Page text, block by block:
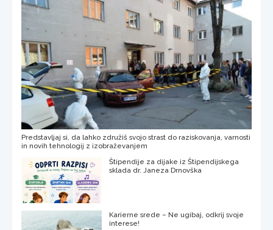
Predstavljaj si, da lahko združiš svojo strast do raziskovanja, varnosti
in novih tehnologij z izobraževanjem
Štipendije za dijake iz Štipendijskega
sklada dr. Janeza Drnovška
Karierne srede – Ne ugibaj, odkrij svoje
interese!